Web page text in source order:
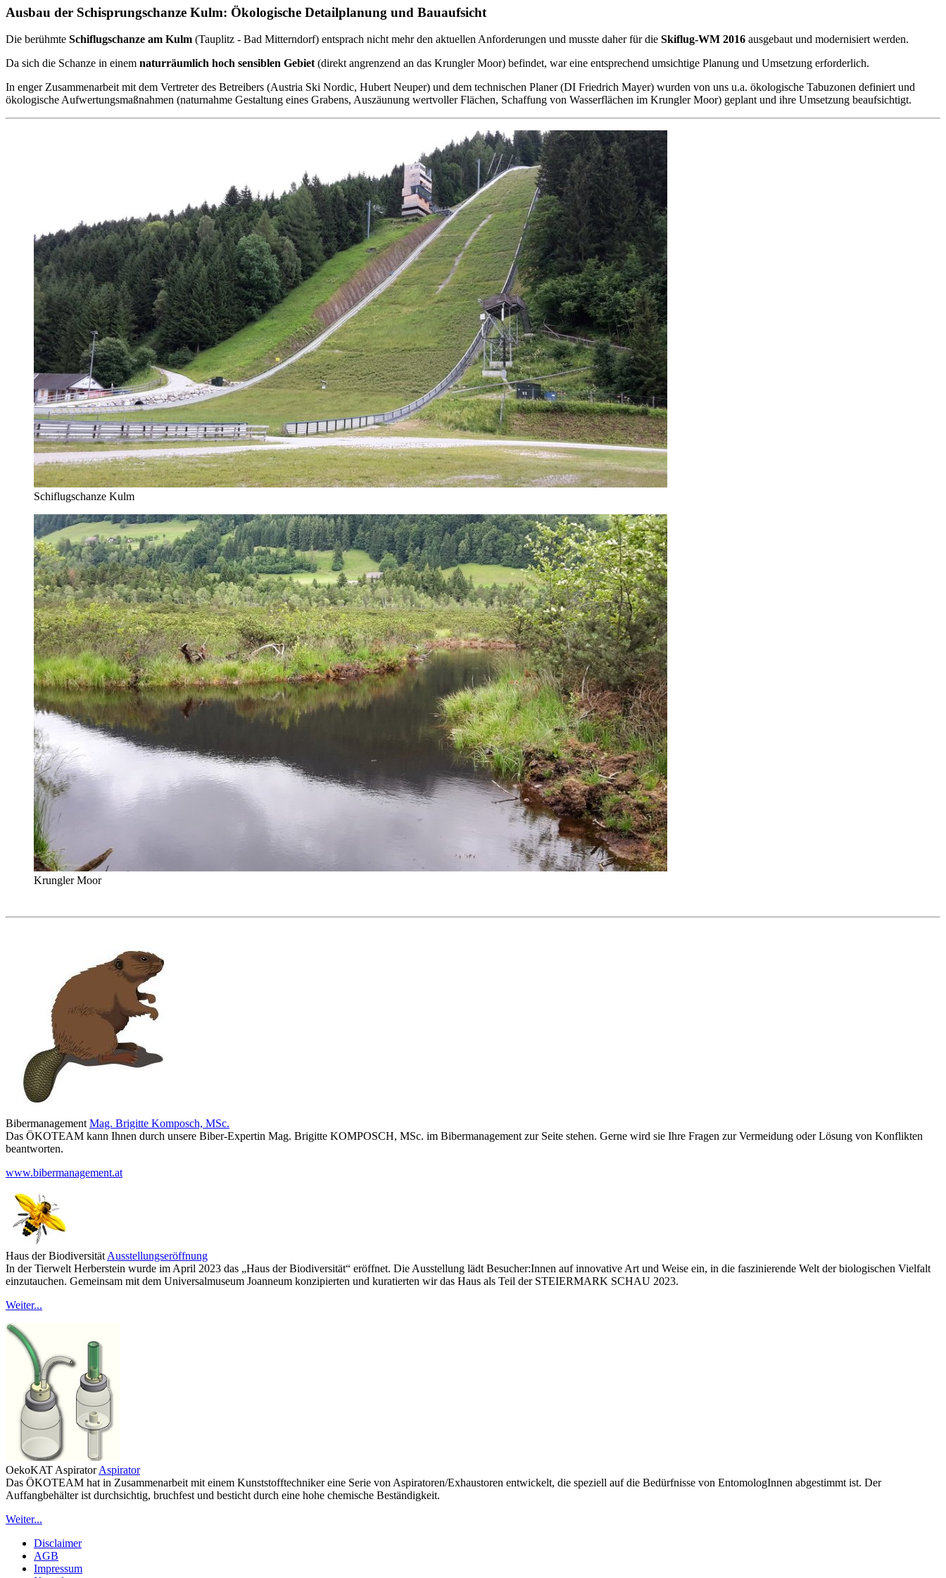
Ausbau der Schisprungschanze Kulm: Ökologische Detailplanung und Bauaufsicht
Die berühmte Schiflugschanze am Kulm (Tauplitz - Bad Mitterndorf) entsprach nicht mehr den aktuellen Anforderungen und musste daher für die Skiflug-WM 2016 ausgebaut und modernisiert werden.
Da sich die Schanze in einem naturräumlich hoch sensiblen Gebiet(direkt angrenzend an das Krungler Moor) befindet, war eine entsprechend umsichtige Planung und Umsetzung erforderlich.
In enger Zusammenarbeit mit dem Vertreter des Betreibers (Austria Ski Nordic, Hubert Neuper) und dem technischen Planer (DI Friedrich Mayer) wurden von uns u.a. ökologische Tabuzonen definiert und
ökologische Aufwertungsmaßnahmen (naturnahme Gestaltung eines Grabens, Auszäunung wertvoller Flächen, Schaffung von Wasserflächen im Krungler Moor) geplant und ihre Umsetzung beaufsichtigt.
Schiflugschanze Kulm
Krungler Moor
Bibermanagement Mag. Brigitte Komposch, MSc.
Das ÖKOTEAM kann Ihnen durch unsere Biber-Expertin Mag. Brigitte KOMPOSCH, MSc. im Bibermanagement zur Seite stehen. Gerne wird sie Ihre Fragen zur Vermeidung oder Lösung von Konflikten
beantworten.
www.bibermanagement.at
Haus der BiodiversitätAusstellungseröffnung
In der Tierwelt Herberstein wurde im April 2023 das „Haus der Biodiversität“ eröffnet. Die Ausstellung lädt Besucher:Innen auf innovative Art und Weise ein, in die faszinierende Welt der biologischen Vielfalt
einzutauchen. Gemeinsam mit dem Universalmuseum Joanneum konzipierten und kuratierten wir das Haus als Teil der STEIERMARK SCHAU 2023.
Weiter...
OekoKAT AspiratorAspirator
Das ÖKOTEAM hat in Zusammenarbeit mit einem Kunststofftechniker eine Serie von Aspiratoren/Exhaustoren entwickelt, die speziell auf die Bedürfnisse von EntomologInnen abgestimmt ist. Der
Auffangbehälter ist durchsichtig, bruchfest und besticht durch eine hohe chemische Beständigkeit.
Weiter...
Disclaimer
AGB
Impressum